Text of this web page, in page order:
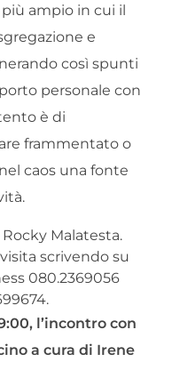
ampio in cui il
e
così spunti
personale con
è di
frammentato o
caos una fonte
Malatesta.
scrivendo su
080.2369056
l’incontro con
a cura di Irene